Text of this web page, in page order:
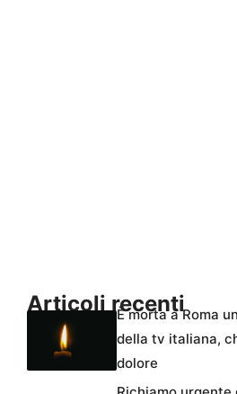
Articoli recenti
È morta a Roma
della tv italiana,
dolore